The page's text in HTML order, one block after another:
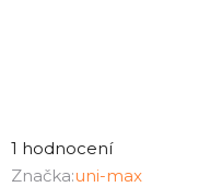
hodnocení
produktu
1 hodnocení
Značka:uni-max